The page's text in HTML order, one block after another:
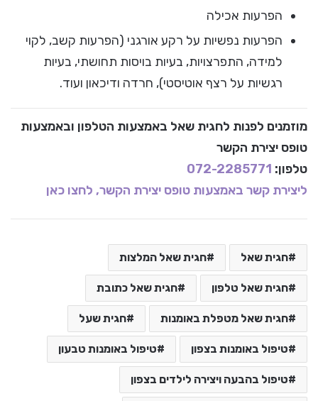
הפרעות אכילה
הפרעות נפשיות על רקע אורגני (הפרעות קשב, לקוי
למידה, התפרצויות, בעיות בויסות תחושתי, בעיות
רגשיות על רצף אוטיסטי), חרדה ודיכאון ועוד.
מוזמנים לפנות לחגית שאל באמצעות הטלפון ובאמצעות
טופס יצירת הקשר
טלפון: 072-2285771
ליצירת קשר באמצעות טופס יצירת הקשר, לחצו כאן
חגית שאל חגית שאל המלצות
חגית שאל טלפון חגית שאל כתובת
חגית שאל מטפלת באומנות חגית שעל
טיפול באומנות בצפון טיפול באומנות טבעון
טיפול בהבעה ויצירה לילדים בצפון